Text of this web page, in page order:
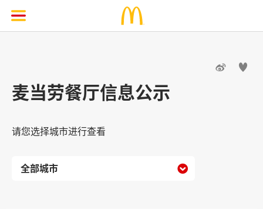
 
麦当劳餐厅信息公示
请您选择城市进行查看
